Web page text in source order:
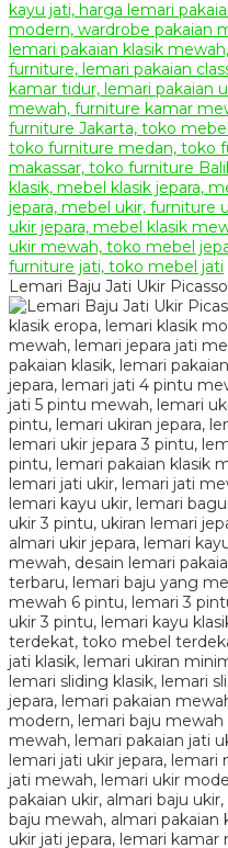
Lemari Baju Jati Ukir Picasso